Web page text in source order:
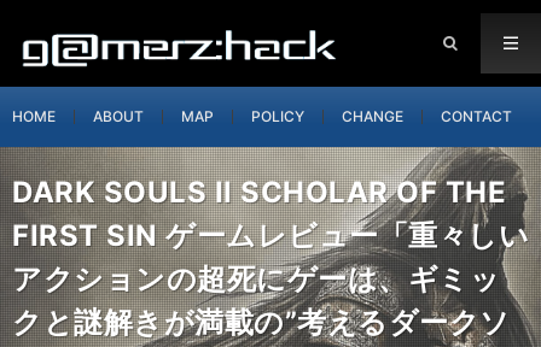
HOME ABOUT MAP POLICY CHANGE CONTACT
DARK SOULS II SCHOLAR OF THE
FIRST SIN ゲームレビュー「重々しい
アクションの超死にゲーは、ギミッ
クと謎解きが満載の”考えるダークソ